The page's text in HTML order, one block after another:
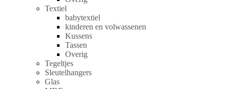
Textiel
babytextiel
kinderen en volwassenen
Kussens
Tassen
Overig
Tegeltjes
Sleutelhangers
Glas